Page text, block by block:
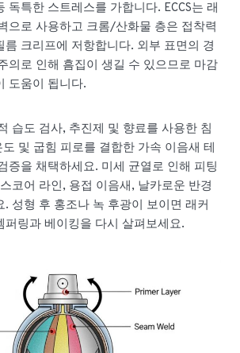
독특한 스트레스를 가합니다. ECCS는 래
으로 사용하고 크롬/산화물 층은 접착력
름 크리프에 저항합니다. 외부 표면의 경
의로 인해 흠집이 생길 수 있으므로 마감
도움이 됩니다.
습도 검사, 추진제 및 향료를 사용한 침
및 굽힘 피로를 결합한 가속 이음새 테
증을 채택하세요. 미세 균열로 인해 피팅
코어 라인, 용접 이음새, 날카로운 반경
. 성형 후 홍조나 녹 후광이 보이면 래커
퍼링과 베이킹을 다시 살펴보세요.